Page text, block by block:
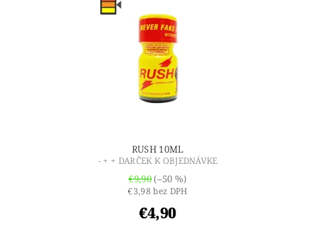
RUSH 10ML
- + + DARČEK K OBJEDNÁVKE
€9,90(–50 %)
€3,98 bez DPH
€4,90